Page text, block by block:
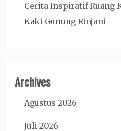
Cerita Inspiratif Ruang
Kaki Gunung Rinjani
Archives
Agustus 2026
Juli 2026